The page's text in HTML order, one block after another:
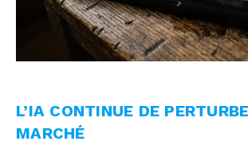
L’IA CONTINUE DE
MARCHÉ